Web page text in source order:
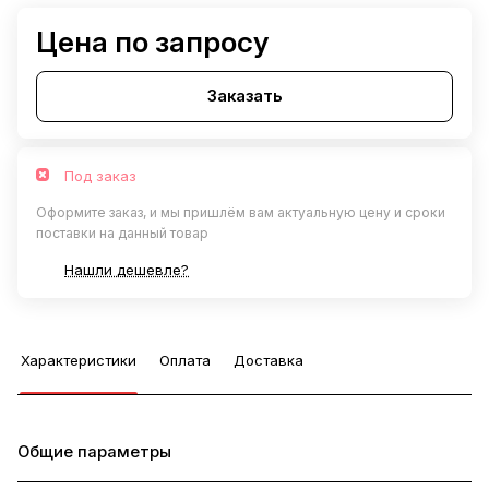
Цена по запросу
Заказать
Под заказ
Оформите заказ, и мы пришлём вам актуальную цену и сроки
поставки на данный товар
Нашли дешевле?
Характеристики Оплата Доставка
Общие параметры